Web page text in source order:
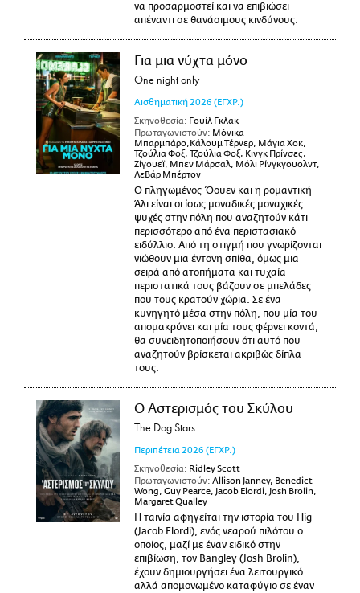
να προσαρμοστεί και να επιβιώσει
απέναντι σε θανάσιμους κινδύνους.
Για μια νύχτα μόνο
One night only
Αισθηματική 2026 (ΕΓΧΡ.)
Σκηνοθεσία: Γουίλ Γκλακ
Πρωταγωνιστούν: Μόνικα
Μπαρμπάρο,Κάλουμ Τέρνερ, Μάγια Χοκ,
Τζούλια Φοξ, Τζούλια Φοξ, Κινγκ Πρίνσες,
Ζίγουεϊ, Μπεν Μάρσαλ, Μόλι Ρίνγκγουολντ,
ΛεΒάρ Μπέρτον
Ο πληγωμένος Όουεν και η ρομαντική
Άλι είναι οι ίσως μοναδικές μοναχικές
ψυχές στην πόλη που αναζητούν κάτι
περισσότερο από ένα περιστασιακό
ειδύλλιο. Από τη στιγμή που γνωρίζονται
νιώθουν μια έντονη σπίθα, όμως μια
σειρά από ατοπήματα και τυχαία
περιστατικά τους βάζουν σε μπελάδες
που τους κρατούν χώρια. Σε ένα
κυνηγητό μέσα στην πόλη, που μία του
απομακρύνει και μία τους φέρνει κοντά,
θα συνειδητοποιήσουν ότι αυτό που
αναζητούν βρίσκεται ακριβώς δίπλα
τους.
Ο Αστερισμός του Σκύλου
The Dog Stars
Περιπέτεια 2026 (ΕΓΧΡ.)
Σκηνοθεσία: Ridley Scott
Πρωταγωνιστούν: Allison Janney, Benedict
Wong, Guy Pearce, Jacob Elordi, Josh Brolin,
Margaret Qualley
Η ταινία αφηγείται την ιστορία του Hig
(Jacob Elordi), ενός νεαρού πιλότου ο
οποίος, μαζί με έναν ειδικό στην
επιβίωση, τον Bangley (Josh Brolin),
έχουν δημιουργήσει ένα λειτουργικό
αλλά απομονωμένο καταφύγιο σε έναν